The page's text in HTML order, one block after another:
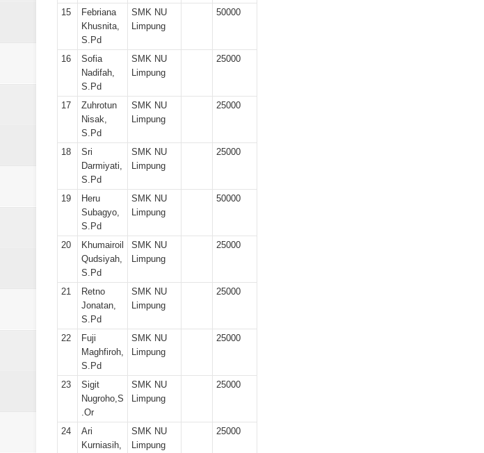
15
Febriana
Khusnita,
S.Pd
SMK NU
Limpung
50000
16
Sofia
Nadifah,
S.Pd
SMK NU
Limpung
25000
17
Zuhrotun
Nisak,
S.Pd
SMK NU
Limpung
25000
18
Sri
Darmiyati,
S.Pd
SMK NU
Limpung
25000
19
Heru
Subagyo,
S.Pd
SMK NU
Limpung
50000
20
Khumairoil
Qudsiyah,
S.Pd
SMK NU
Limpung
25000
21
Retno
Jonatan,
S.Pd
SMK NU
Limpung
25000
22
Fuji
Maghfiroh,
S.Pd
SMK NU
Limpung
25000
23
Sigit
Nugroho,S
.Or
SMK NU
Limpung
25000
24
Ari
Kurniasih,
SMK NU
Limpung
25000